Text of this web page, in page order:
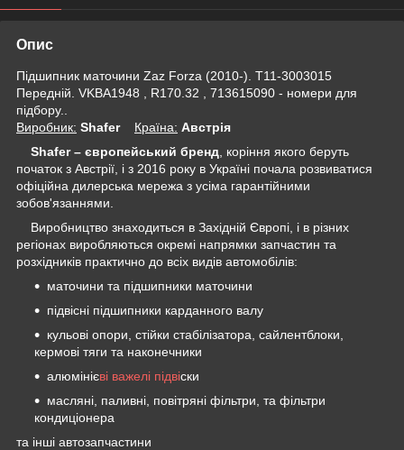
Опис
Підшипник маточини Zaz Forza (2010-). T11-3003015
Передній. VKBA1948 , R170.32 , 713615090 - номери для
підбору..
Виробник: Shafer Крaїна: Австрія
Shafer – європейський бренд , коріння якого беруть
початок з Австрії, і з 2016 року в Україні почала розвиватися
офіційна дилерська мережа з усіма гарантійними
зобов'язаннями.
Виробництво знаходиться в Західній Європі, і в різних
регіонах виробляються окремі напрямки запчастин та
розхідників практично до всіх видів автомобілів:
маточини та підшипники маточини
підвісні підшипники карданного валу
кульові опори, стійки стабілізатора, сайлентблоки,
кермові тяги та наконечники
алюмінієві важелі підвіски
масляні, паливні, повітряні фільтри, та фільтри
кондиціонера
та інші автозапчастини